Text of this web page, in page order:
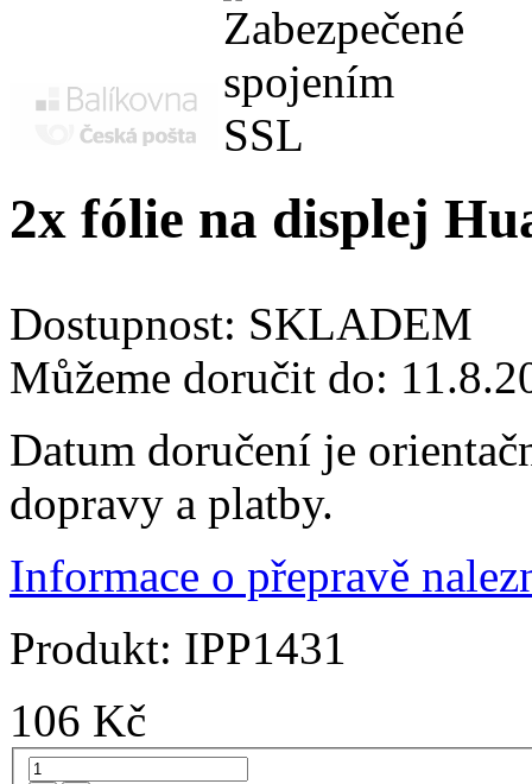
2x fólie na displej
Dostupnost: SKLADEM
Můžeme doručit do:
Datum doručení je
dopravy a platby.
Informace o přepravě
Produkt: IPP1431
106 Kč